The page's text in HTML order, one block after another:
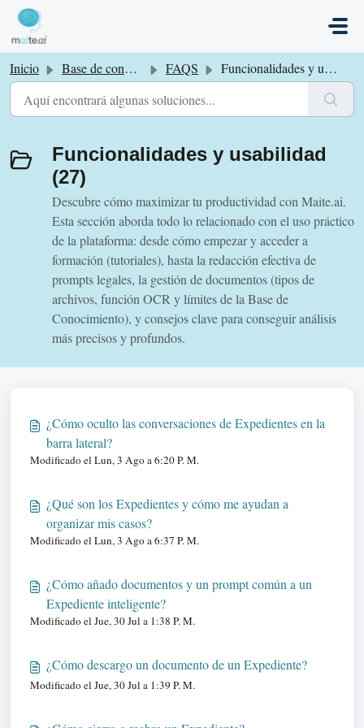
Saltar al contenido principal
Inicio Base de conocimientos FAQS Funcionalidades y usabilidad
Funcionalidades y usabilidad
(27)
Descubre cómo maximizar tu productividad con Maite.ai.
Esta sección aborda todo lo relacionado con el uso práctico
de la plataforma: desde cómo empezar y acceder a
formación (tutoriales), hasta la redacción efectiva de
prompts legales, la gestión de documentos (tipos de
archivos, función OCR y límites de la Base de
Conocimiento), y consejos clave para conseguir análisis
más precisos y profundos.
¿Cómo oculto las conversaciones de Expedientes en la
barra lateral?
Modificado el Lun, 3 Ago a 6:20 P. M.
¿Qué son los Expedientes y cómo me ayudan a
organizar mis casos?
Modificado el Lun, 3 Ago a 6:37 P. M.
¿Cómo añado documentos y un prompt común a un
Expediente inteligente?
Modificado el Jue, 30 Jul a 1:38 P. M.
¿Cómo descargo un documento de un Expediente?
Modificado el Jue, 30 Jul a 1:39 P. M.